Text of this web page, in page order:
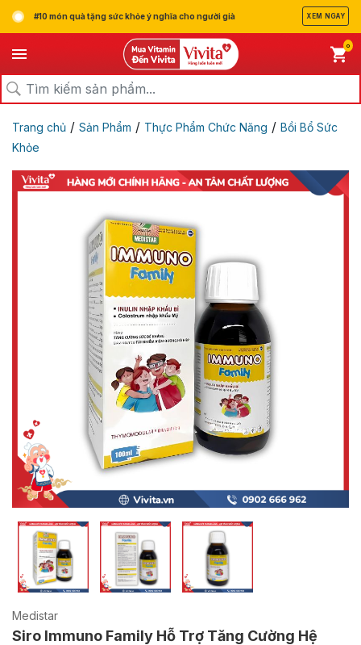
#10 món quà tặng sức khỏe ý nghĩa cho người già XEM NGAY
0
Trang chủ / Sản Phẩm / Thực Phẩm Chức Năng / Bồi Bổ Sức
Khỏe
Medistar
Siro Immuno Family Hỗ Trợ Tăng Cường Hệ